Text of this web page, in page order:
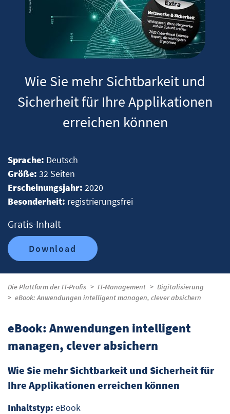
Wie Sie mehr Sichtbarkeit und
Sicherheit für Ihre Applikationen
erreichen können
Sprache: Deutsch
Größe: 32 Seiten
Erscheinungsjahr: 2020
Besonderheit: registrierungsfrei
Gratis-Inhalt
Download
Die Plattform der IT-Profis IT-Management
Digitalisierung
eBook: Anwendungen intelligent managen, clever absichern
eBook: Anwendungen intelligent
managen, clever absichern
Wie Sie mehr Sichtbarkeit und Sicherheit für
Ihre Applikationen erreichen können
Inhaltstyp: eBook